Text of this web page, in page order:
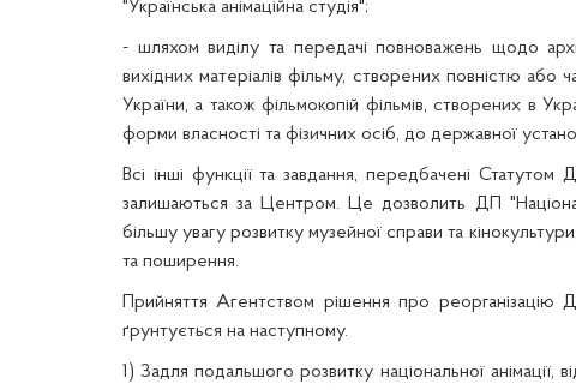
"Українська анімаційна студія";
- шляхом виділу та передачі повноважень щодо
вихідних матеріалів фільму, створених повністю
України, а також фільмокопій фільмів, створених в
форми власності та фізичних осіб, до державної
Всі інші функції та завдання, передбачені Статутом
залишаються за Центром. Це дозволить ДП
більшу увагу розвитку музейної справи та кінокультури,
та поширення.
Прийняття Агентством рішення про
ґрунтується на наступному.
1) Задля подальшого розвитку національної анімації,